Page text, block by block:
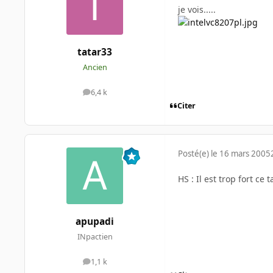
tatar33
Ancien
6,4 k
messages
je vois.....
Citer
apupadi
INpactien
1,1 k
messages
Posté(e) le 16 mars 2005
HS : Il est trop fort ce